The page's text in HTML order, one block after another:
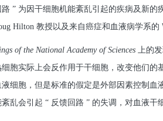
” 为因干细胞机能紊乱引起的疾病及新的
Hilton 教授以及来自癌症和血液病学系的
of the National Academy of Sciences 上的
胞实际上会反作用于干细胞，改变他们的
细胞，但是标准的假定是外部因素控制血
乱会引起 “ 反馈回路 ” 的失调，对血液干